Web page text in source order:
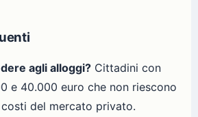
agli alloggi? Cittadini con
e 40.000 euro che non riescono
del mercato privato.